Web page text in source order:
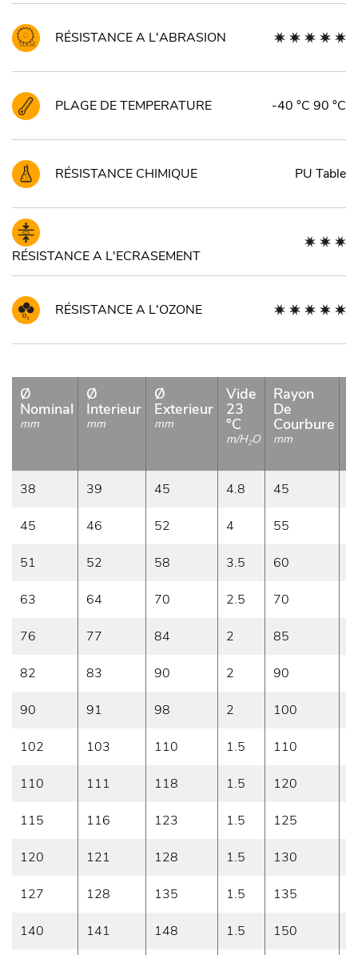
RÉSISTANCE A L'ABRASION
PLAGE DE TEMPERATURE -40 °C 90 °C
RÉSISTANCE CHIMIQUE PU Table
RÉSISTANCE A L'ECRASEMENT
RÉSISTANCE A L'OZONE
Ø
Nominal
mm
Ø
Interieur
mm
Ø
Exterieur
mm
Vide
23
°C
m/H2O
Rayon
De
Courbure
mm
38 39 45 4.8 45
45 46 52 4 55
51 52 58 3.5 60
63 64 70 2.5 70
76 77 84 2 85
82 83 90 2 90
90 91 98 2 100
102 103 110 1.5 110
110 111 118 1.5 120
115 116 123 1.5 125
120 121 128 1.5 130
127 128 135 1.5 135
140 141 148 1.5 150